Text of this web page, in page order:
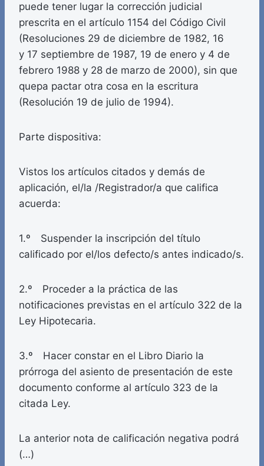
puede tener lugar la corrección judicial
prescrita en el artículo 1154 del Código Civil
(Resoluciones 29 de diciembre de 1982, 16
y 17 septiembre de 1987, 19 de enero y 4 de
febrero 1988 y 28 de marzo de 2000), sin que
quepa pactar otra cosa en la escritura
(Resolución 19 de julio de 1994).
Parte dispositiva:
Vistos los artículos citados y demás de
aplicación, el/la /Registrador/a que califica
acuerda:
1.º Suspender la inscripción del título
calificado por el/los defecto/s antes indicado/s.
2.º Proceder a la práctica de las
notificaciones previstas en el artículo 322 de la
Ley Hipotecaria.
3.º Hacer constar en el Libro Diario la
prórroga del asiento de presentación de este
documento conforme al artículo 323 de la
citada Ley.
La anterior nota de calificación negativa podrá
(…)